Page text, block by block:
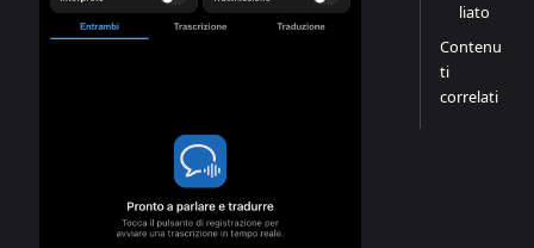
liato
Contenu
ti
correlati